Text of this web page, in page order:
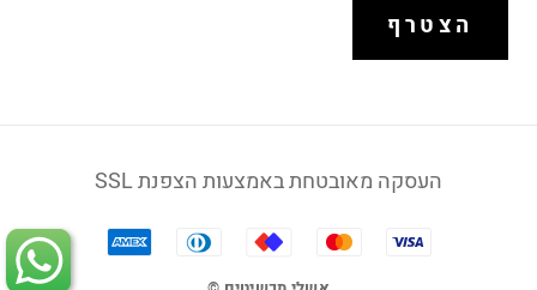
הצטרף
העסקה מאובטחת באמצעות הצפנת SSL